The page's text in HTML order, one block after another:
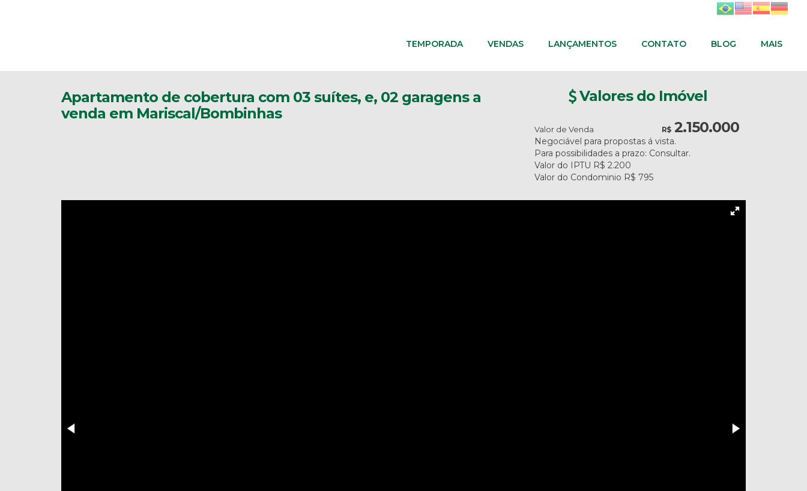
MAIS
BLOG
CONTATO
LANÇAMENTOS
VENDAS
TEMPORADA
Apartamento de cobertura com 03 suítes, e, 02 garagens a
venda em Mariscal/Bombinhas
Valores do Imóvel
R$2.150.000
Valor de Venda
Negociável para propostas á vista.
Para possibilidades a prazo: Consultar.
Valor do IPTU R$ 2.200
Valor do Condominio R$ 795